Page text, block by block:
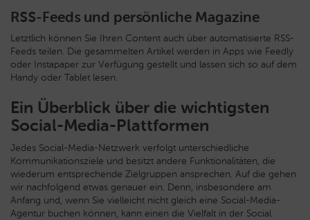
RSS-Feeds und persönliche Magazine
Letztlich können Sie Ihren Content auch über automatisierte RSS-
Feeds teilen. Die gesammelten Artikel werden in Apps wie Feedly
oder Instapaper zur Verfügung gestellt und lassen sich so auf dem
Handy oder Tablet lesen.
Ein Überblick über die wichtigsten
Social-Media-Plattformen
Jedes Social-Media-Netzwerk verfolgt unterschiedliche
Kommunikationsziele und besitzt andere Funktionalitäten, die
wiederum entsprechende Zielgruppen ansprechen. Auf die gehen
wir nachfolgend etwas genauer ein. Denn, insbesondere am
Anfang und, wenn Sie vielleicht nicht gleich eine Social-Media-
Agentur buchen können, kann einen die Vielfalt in der Social